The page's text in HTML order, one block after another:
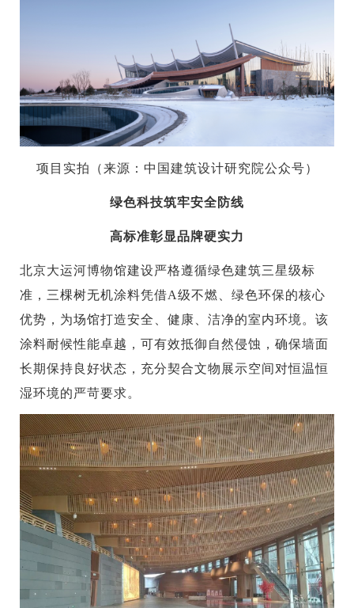
项目实拍（来源：中国建筑设计研究院公众号）
绿色科技筑牢安全防线
高标准彰显品牌硬实力
北京大运河博物馆建设严格遵循绿色建筑三星级标
准，三棵树无机涂料凭借A级不燃、绿色环保的核心
优势，为场馆打造安全、健康、洁净的室内环境。该
涂料耐候性能卓越，可有效抵御自然侵蚀，确保墙面
长期保持良好状态，充分契合文物展示空间对恒温恒
湿环境的严苛要求。